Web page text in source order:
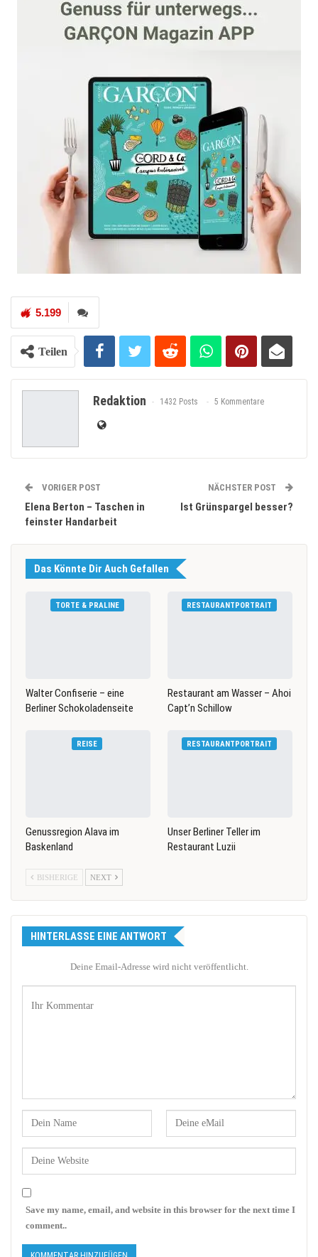
5.199
Teilen
Redaktion 1432 Posts 5 Kommentare
VORIGER POST
Elena Berton – Taschen in
feinster Handarbeit
NÄCHSTER POST
Ist Grünspargel besser?
Das Könnte Dir Auch Gefallen
TORTE & PRALINE
Walter Confiserie – eine
Berliner Schokoladenseite
RESTAURANTPORTRAIT
Restaurant am Wasser – Ahoi
Capt’n Schillow
REISE
Genussregion Alava im
Baskenland
RESTAURANTPORTRAIT
Unser Berliner Teller im
Restaurant Luzii
BISHERIGE NEXT
HINTERLASSE EINE ANTWORT
Deine Email-Adresse wird nicht veröffentlicht.
Save my name, email, and website in this browser for the next time I
comment..